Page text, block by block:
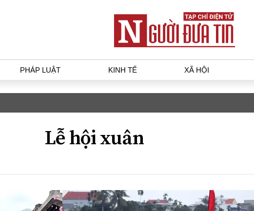
PHÁP LUẬT KINH TẾ XÃ HỘI
Góc nhìn luật gia
An ninh - Hình sự
Tài chính - Ngân hàng
Xu hướng thị trường
Tiêu dùng và dư luận
Công nghệ
Lễ hội xuân